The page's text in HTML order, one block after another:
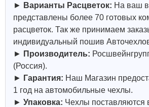
► Варианты Расцветок: На ваш
представлены более 70 готовых
расцветок. Так же принимаем
индивидуальный пошив
► Производитель:
(Россия).
► Гарантия: Наш Магазин
1 год на автомобильные чехлы.
► Упаковка: Чехлы поставляются